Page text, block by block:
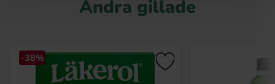
Andra gillade
-38%